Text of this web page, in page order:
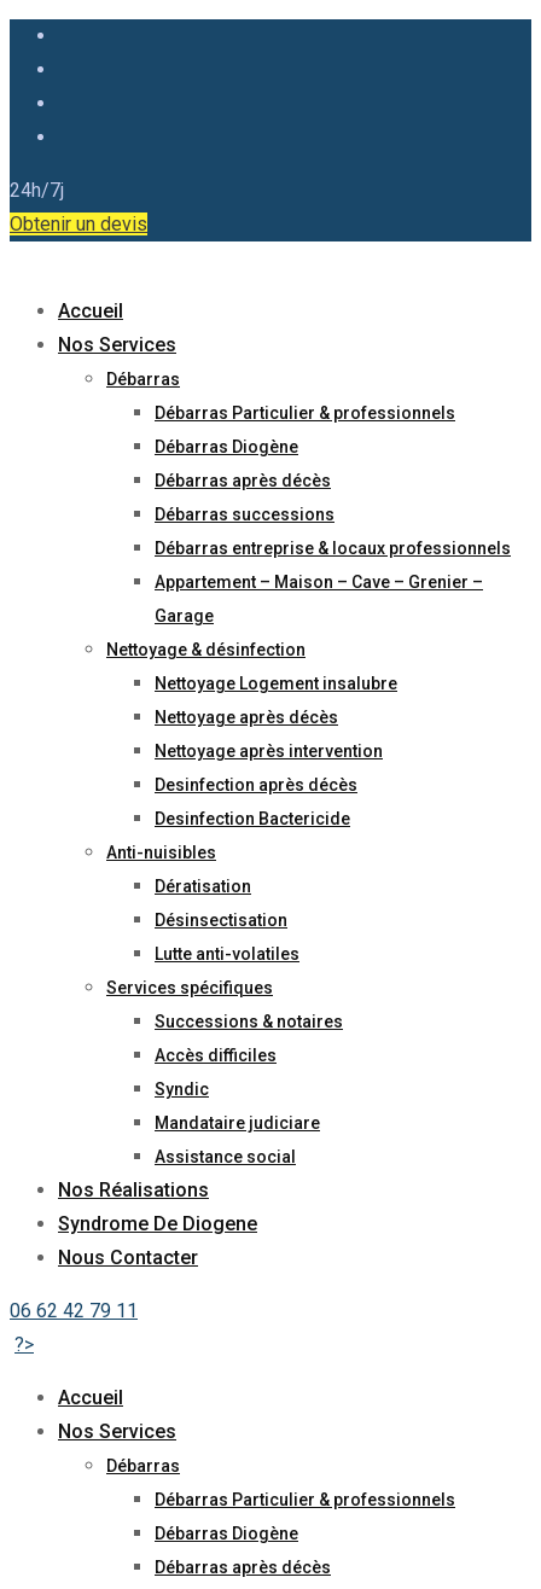
24h/7j
Obtenir un devis
Accueil
Nos Services
Débarras
Débarras Particulier & professionnels
Débarras Diogène
Débarras après décès
Débarras successions
Débarras entreprise & locaux professionnels
Appartement – Maison – Cave – Grenier –
Garage
Nettoyage & désinfection
Nettoyage Logement insalubre
Nettoyage après décès
Nettoyage après intervention
Desinfection après décès
Desinfection Bactericide
Anti-nuisibles
Dératisation
Désinsectisation
Lutte anti-volatiles
Services spécifiques
Successions & notaires
Accès difficiles
Syndic
Mandataire judiciare
Assistance social
Nos Réalisations
Syndrome De Diogene
Nous Contacter
06 62 42 79 11
?>
Accueil
Nos Services
Débarras
Débarras Particulier & professionnels
Débarras Diogène
Débarras après décès